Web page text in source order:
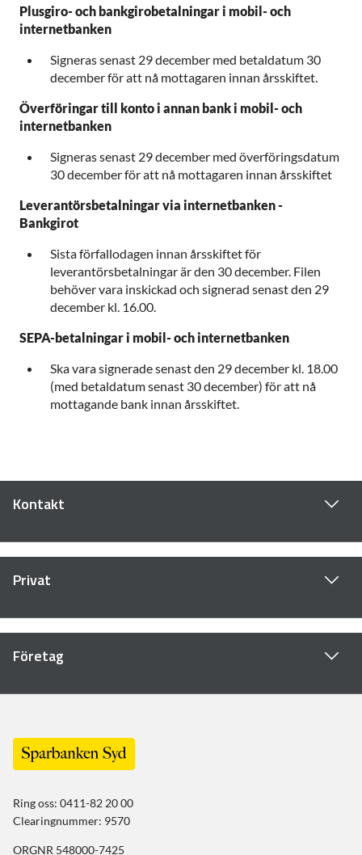
Plusgiro- och bankgirobetalningar i mobil- och
internetbanken
Signeras senast 29 december med betaldatum 30
december för att nå mottagaren innan årsskiftet.
Överföringar till konto i annan bank i mobil- och
internetbanken
Signeras senast 29 december med överföringsdatum
30 december för att nå mottagaren innan årsskiftet
Leverantörsbetalningar via internetbanken -
Bankgirot
Sista förfallodagen innan årsskiftet för
leverantörsbetalningar är den 30 december. Filen
behöver vara inskickad och signerad senast den 29
december kl. 16.00.
SEPA-betalningar i mobil- och internetbanken
Ska vara signerade senast den 29 december kl. 18.00
(med betaldatum senast 30 december) för att nå
mottagande bank innan årsskiftet.
Kontakt
Privat
Företag
Ring oss: 0411-82 20 00
Clearingnummer: 9570
ORGNR 548000-7425